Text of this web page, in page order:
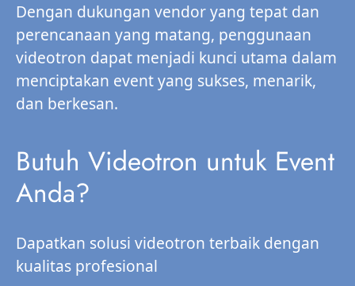
Dengan dukungan vendor yang tepat dan
perencanaan yang matang, penggunaan
videotron dapat menjadi kunci utama dalam
menciptakan event yang sukses, menarik,
dan berkesan.
Butuh Videotron untuk Event
Anda?
Dapatkan solusi videotron terbaik dengan
kualitas profesional